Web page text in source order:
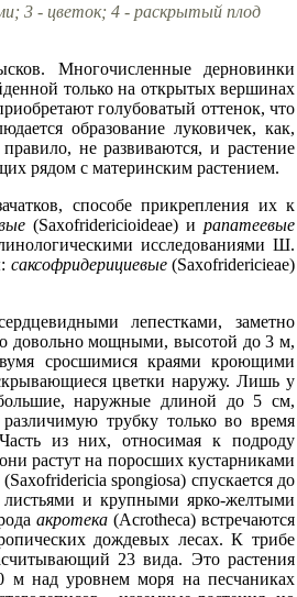
3 - цветок; 4 - раскрытый плод
Многочисленные дерновинки
только на открытых вершинах
голубоватый оттенок, что
образование луковичек, как,
не развиваются, и растение
рядом с материнским растением.
способе прикрепления их к
(Saxofridericioideae) ирапатеевые
исследованиями Ш.
саксофридерициевые(Saxofridericieae)
лепестками, заметно
довольно мощными, высотой до 3 м,
сросшимися краями кроющими
цветки наружу. Лишь у
наружные длиной до 5 см,
трубку только во время
из них, относимая к подроду
растут на поросших кустарниками
(Saxofridericia spongiosa) спускается до
и крупными ярко-желтыми
акротека (Acrotheca) встречаются
дождевых лесах. К трибе
23 вида. Это растения
м над уровнем моря на песчаниках